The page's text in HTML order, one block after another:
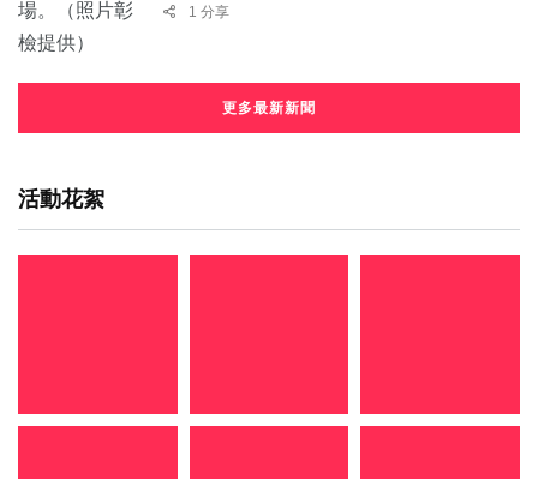
1 分享
更多最新新聞
活動花絮